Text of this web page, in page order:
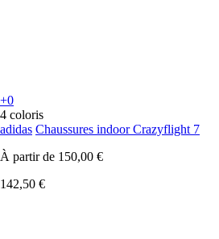
+0
4 coloris
adidas Chaussures indoor Crazyflight 7
À partir de 150,00 €
142,50 €